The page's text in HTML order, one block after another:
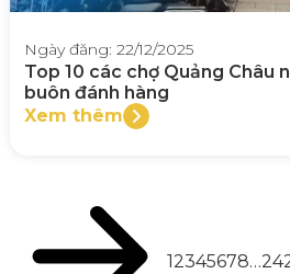
Ngày đăng: 22/12/2025
Top 10 các chợ Quảng Châu
buôn đánh hàng
Xem thêm
12345678…24